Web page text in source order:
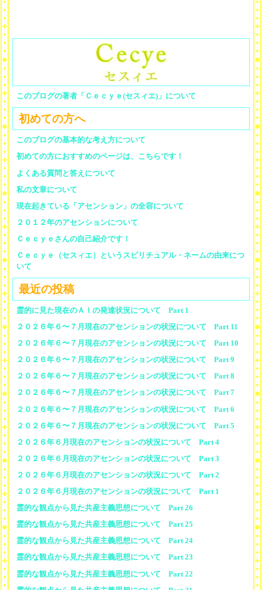
このブログの著者「Ｃｅｃｙｅ(セスィエ)」について
初めての方へ
このブログの基本的な考え方について
初めての方におすすめのページは、こちらです！
よくある質問と答えについて
私の文章について
現在起きている「アセンション」の全容について
２０１２年のアセンションについて
Ｃｅｃｙｅさんの自己紹介です！
Ｃｅｃｙｅ（セスィエ）というスピリチュアル・ネームの由来につ
いて
最近の投稿
霊的に見た現在のＡＩの発達状況について Part 1
２０２６年６〜７月現在のアセンションの状況について Part 11
２０２６年６〜７月現在のアセンションの状況について Part 10
２０２６年６〜７月現在のアセンションの状況について Part 9
２０２６年６〜７月現在のアセンションの状況について Part 8
２０２６年６〜７月現在のアセンションの状況について Part 7
２０２６年６〜７月現在のアセンションの状況について Part 6
２０２６年６〜７月現在のアセンションの状況について Part 5
２０２６年６月現在のアセンションの状況について Part 4
２０２６年６月現在のアセンションの状況について Part 3
２０２６年６月現在のアセンションの状況について Part 2
２０２６年６月現在のアセンションの状況について Part 1
霊的な観点から見た共産主義思想について Part 26
霊的な観点から見た共産主義思想について Part 25
霊的な観点から見た共産主義思想について Part 24
霊的な観点から見た共産主義思想について Part 23
霊的な観点から見た共産主義思想について Part 22